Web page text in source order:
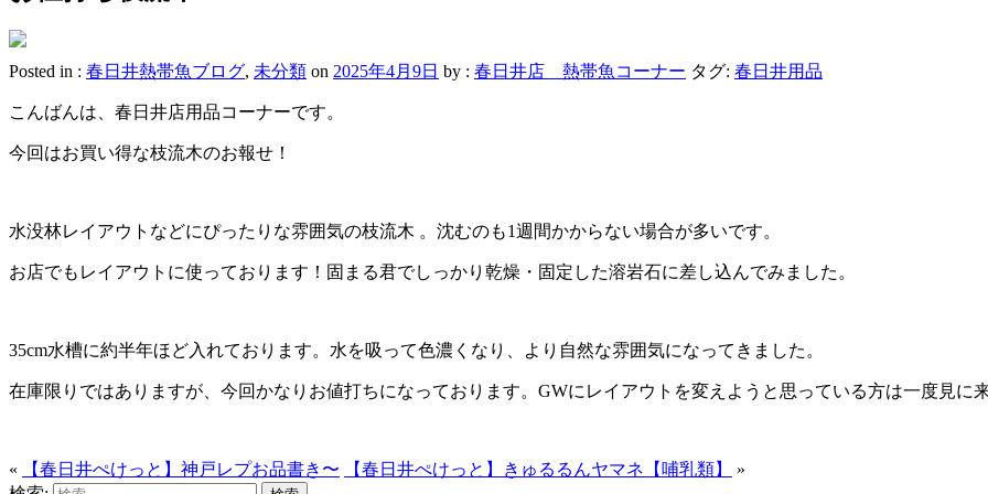
Posted in : 春日井熱帯魚ブログ, 未分類 on 2025年4月9日 by : 春日井店 熱帯魚コーナー タグ: 春日井用品
こんばんは、春日井店用品コーナーです。
今回はお買い得な枝流木のお報せ！
水没林レイアウトなどにぴったりな雰囲気の枝流木 。沈むのも1週間かからない場合が多いです。
お店でもレイアウトに使っております！固まる君でしっかり乾燥・固定した溶岩石に差し込んでみました。
35cm水槽に約半年ほど入れております。水を吸って色濃くなり、より自然な雰囲気になってきました。
在庫限りではありますが、今回かなりお値打ちになっております。GWにレイアウトを変えようと思っている方は一度見に
« 【春日井ぺけっと】神戸レプお品書き〜 【春日井ぺけっと】きゅるるんヤマネ【哺乳類】
»